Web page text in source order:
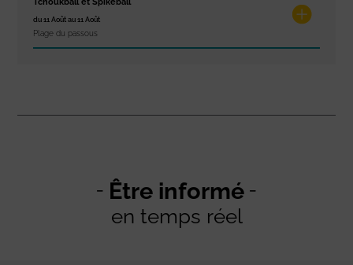
Tchoukball et Spikeball
du 11 Août au 11 Août
Plage du passous
Être informé
en temps réel